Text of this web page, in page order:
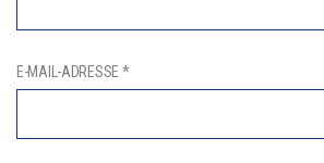
E-MAIL-ADRESSE *